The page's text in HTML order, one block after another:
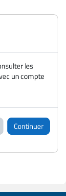
les
un compte
Continuer